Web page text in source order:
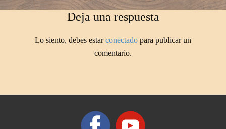
Deja una respuesta
Lo siento, debes estarconectado para publicar un
comentario.